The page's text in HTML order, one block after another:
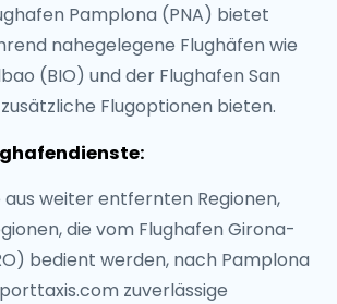
Pamplona (PNA) bietet
nahegelegene Flughäfen wie
(BIO) und der Flughafen San
Flugoptionen bieten.
aus weiter entfernten Regionen,
die vom Flughafen Girona-
bedient werden, nach Pamplona
zuverlässige